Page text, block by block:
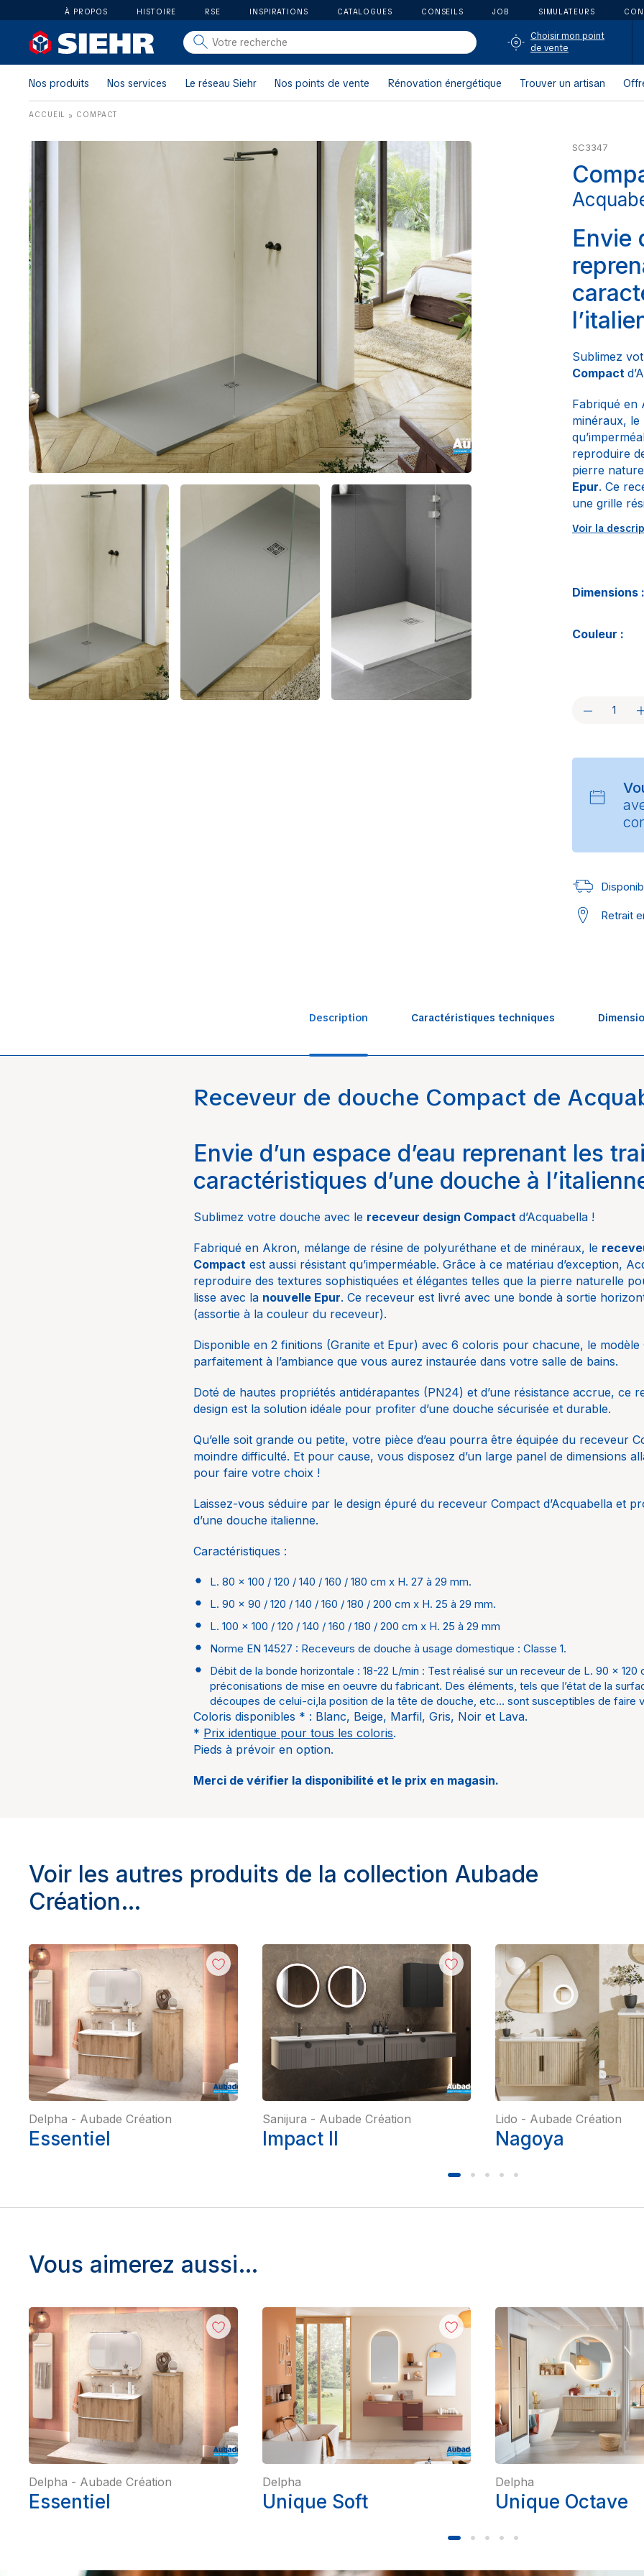
À PROPOS HISTOIRE RSE INSPIRATIONS CATALOGUES CONSEILS JOB SIMULATEURS
carrelage
outillage
matériaux
Choisir mon point
de vente
Nos produits Nos services Le réseau Siehr Nos points de vente Rénovation énergétique Trouver un artisan
ACCUEIL » COMPACT
SC3347
Envie
Sublimez
Compact
Fabriqué en
minéraux, le
reproduire
pierre
Epur. Ce
une grille
Voir la
Dimensions :
Couleur :
Retrait
Description Caractéristiques techniques
Receveur de douche Compact de
Envie d’un espace d’eau reprenant les
caractéristiques d’une douche à
Sublimez votre douche avec le receveur design Compactd’Acquabella !
Fabriqué en Akron, mélange de résine de polyuréthane et de minéraux, le
Compact est aussi résistant qu’imperméable. Grâce à ce matériau d’exception,
reproduire des textures sophistiquées et élégantes telles que la pierre naturelle
lisse avec la nouvelle Epur. Ce receveur est livré avec une bonde à sortie
(assortie à la couleur du receveur).
Disponible en 2 finitions (Granite et Epur) avec 6 coloris pour chacune, le modèle
parfaitement à l’ambiance que vous aurez instaurée dans votre salle de bains.
Doté de hautes propriétés antidérapantes (PN24) et d’une résistance accrue, ce
design est la solution idéale pour profiter d’une douche sécurisée et durable.
Qu’elle soit grande ou petite, votre pièce d’eau pourra être équipée du receveur
moindre difficulté. Et pour cause, vous disposez d’un large panel de dimensions
pour faire votre choix !
Laissez-vous séduire par le design épuré du receveur Compact d’Acquabella et
d’une douche italienne.
Caractéristiques :
L. 80 x 100 / 120 / 140 / 160 / 180 cm x H. 27 à 29 mm.
L. 90 x 90 / 120 / 140 / 160 / 180 / 200 cm x H. 25 à 29 mm.
L. 100 x 100 / 120 / 140 / 160 / 180 / 200 cm x H. 25 à 29 mm
Norme EN 14527 : Receveurs de douche à usage domestique : Classe 1.
Débit de la bonde horizontale : 18-22 L/min : Test réalisé sur un receveur de L. 90 x 120
préconisations de mise en oeuvre du fabricant. Des éléments, tels que l’état de la
découpes de celui-ci,la position de la tête de douche, etc… sont susceptibles de faire
Coloris disponibles * : Blanc, Beige, Marfil, Gris, Noir et Lava.
* Prix identique pour tous les coloris.
Pieds à prévoir en option.
Merci de vérifier la disponibilité et le prix en magasin.
Univers Salle
Collection
Dimensions
L. 80 x
140 /
x H.
100 /
/ 200
Norme EN 14527
usage
Débit de la bonde horizontale
18-22
sur
les
Coloris disponibles
Pieds
L. 80 x 100 / 120 / 140 / 160 / 180 cm x H. 27 à 29 mm.
L. 100 x 100 / 120 / 140 / 160 / 180 / 200 cm x H. 25 à 29 mm
Voir les autres produits de la collection Aubade
Création…
Delpha - Aubade Création
Essentiel
Sanijura - Aubade Création
Impact II
Lido - Aubade Création
Nagoya
Vous aimerez aussi…
Delpha - Aubade Création
Essentiel
Delpha
Unique Soft
Delpha
Unique Octave